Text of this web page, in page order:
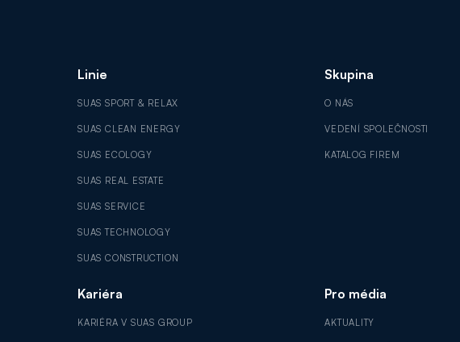
Linie
SUAS SPORT & RELAX
SUAS CLEAN ENERGY
SUAS ECOLOGY
SUAS REAL ESTATE
SUAS SERVICE
SUAS TECHNOLOGY
SUAS CONSTRUCTION
Skupina
O NÁS
VEDENÍ SPOLEČNOSTI
KATALOG FIREM
Kariéra
KARIÉRA V SUAS GROUP
Pro média
AKTUALITY